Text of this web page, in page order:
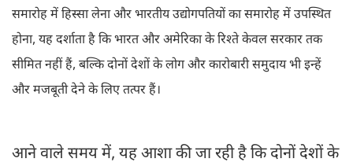
समारोह में हिस्सा लेना और भारतीय उद्योगपतियों का समारोह में उपस्थित
होना, यह दर्शाता है कि भारत और अमेरिका के रिश्ते केवल सरकार तक
सीमित नहीं हैं, बल्कि दोनों देशों के लोग और कारोबारी समुदाय भी इन्हें
और मजबूती देने के लिए तत्पर हैं।
आने वाले समय में, यह आशा की जा रही है कि दोनों देशों के